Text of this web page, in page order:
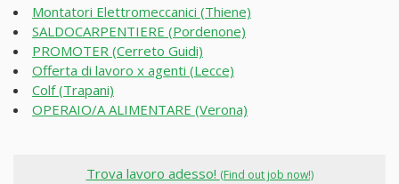
Montatori Elettromeccanici (Thiene)
SALDOCARPENTIERE (Pordenone)
PROMOTER (Cerreto Guidi)
Offerta di lavoro x agenti (Lecce)
Colf (Trapani)
OPERAIO/A ALIMENTARE (Verona)
Trova lavoro adesso! (Find out job now!)